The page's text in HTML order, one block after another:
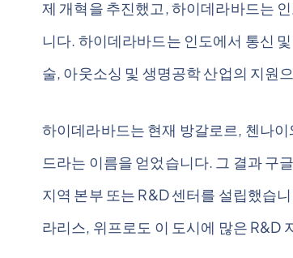
제 개혁을 추진했고, 하이데라바드는
니다. 하이데라바드는 인도에서 통신
술, 아웃소싱 및 생명공학 산업의 지원
하이데라바드는 현재 방갈로르, 첸나
드라는 이름을 얻었습니다. 그 결과 구
지역 본부 또는 R&D 센터를 설립했습
라리스, 위프로도 이 도시에 많은 R&D